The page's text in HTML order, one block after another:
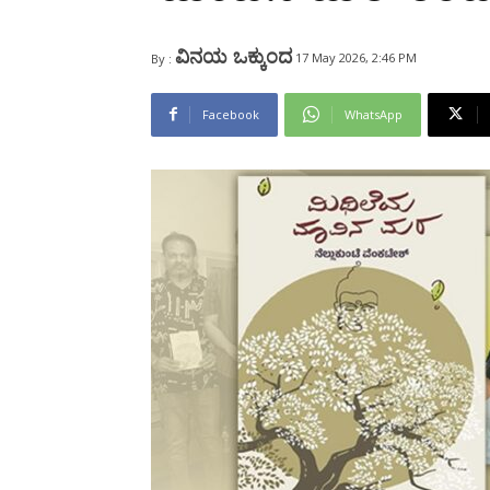
By : ವಿನಯ ಒಕ್ಕುಂದ 17 May 2026, 2:46 PM
Facebook WhatsApp